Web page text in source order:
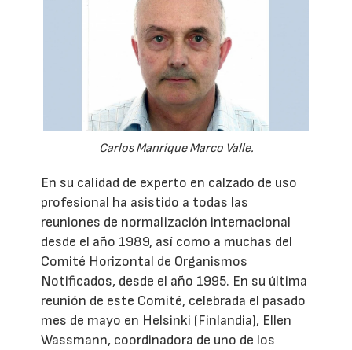
Carlos Manrique Marco Valle.
En su calidad de experto en calzado de uso
profesional ha asistido a todas las
reuniones de normalización internacional
desde el año 1989, así como a muchas del
Comité Horizontal de Organismos
Notificados, desde el año 1995. En su última
reunión de este Comité, celebrada el pasado
mes de mayo en Helsinki (Finlandia), Ellen
Wassmann, coordinadora de uno de los